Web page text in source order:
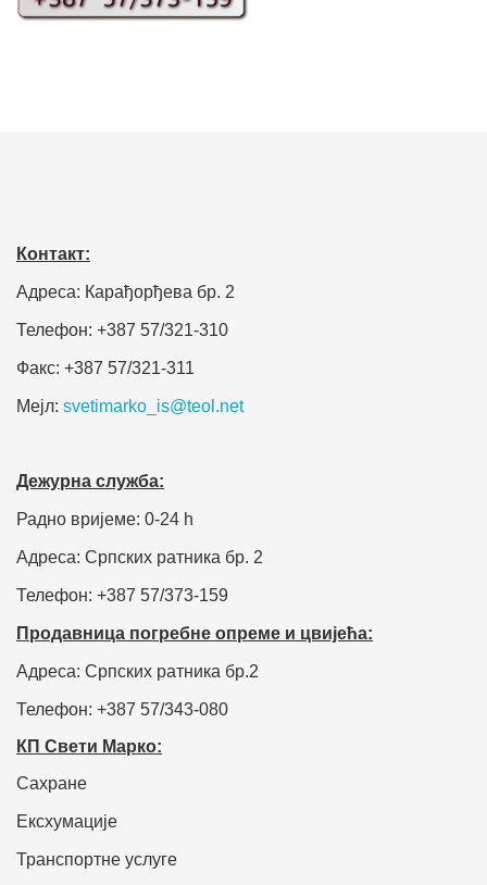
Контакт:
Адреса: Карађорђева бр. 2
Телефон: +387 57/321-310
Факс: +387 57/321-311
Мејл: svetimarko_is@teol.net
Дежурна служба:
Радно вријеме: 0-24 h
Адреса: Српских ратника бр. 2
Телефон: +387 57/373-159
Продавница погребне опреме и цвијећа:
Адреса: Српских ратника бр.2
Телефон: +387 57/343-080
КП Свети Марко:
Сахране
Ексхумације
Транспортне услуге